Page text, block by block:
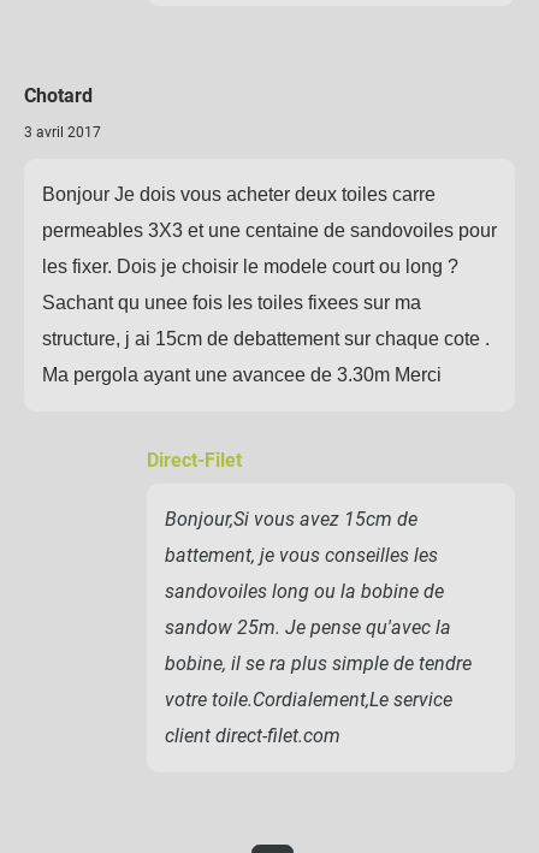
Chotard
3 avril 2017
Bonjour Je dois vous acheter deux toiles carre
permeables 3X3 et une centaine de sandovoiles pour
les fixer. Dois je choisir le modele court ou long ?
Sachant qu unee fois les toiles fixees sur ma
structure, j ai 15cm de debattement sur chaque cote .
Ma pergola ayant une avancee de 3.30m Merci
Direct-Filet
Bonjour,Si vous avez 15cm de
battement, je vous conseilles les
sandovoiles long ou la bobine de
sandow 25m. Je pense qu'avec la
bobine, il se ra plus simple de tendre
votre toile.Cordialement,Le service
client direct-filet.com